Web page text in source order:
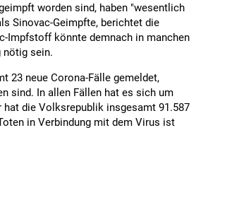
worden sind, haben "wesentlich
Sinovac-Geimpfte, berichtet die
Impfstoff könnte demnach in manchen
nötig sein.
23 neue Corona-Fälle gemeldet,
sind. In allen Fällen hat es sich um
die Volksrepublik insgesamt 91.587
in Verbindung mit dem Virus ist